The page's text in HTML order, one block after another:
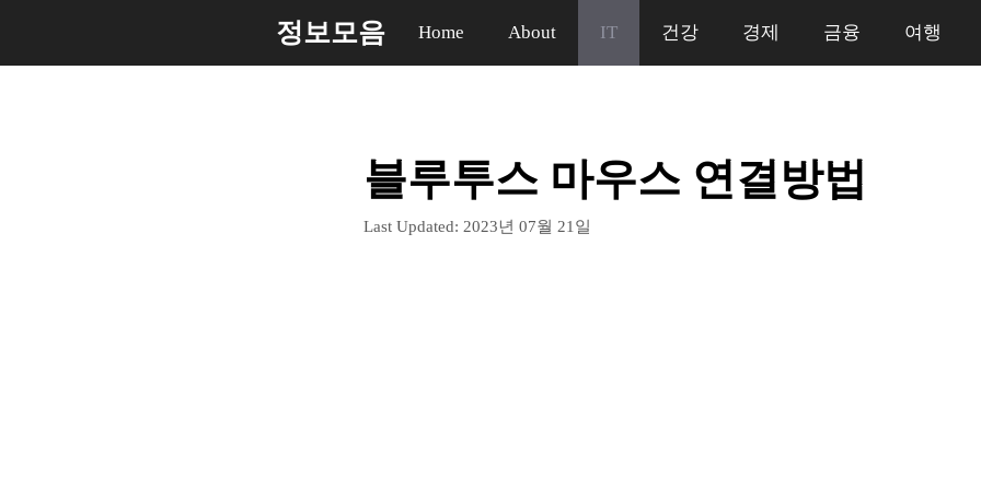
정보모음 Home About IT 건강 경제 금융 여행
블루투스 마우스 연결방법
Last Updated: 2023년 07월 21일